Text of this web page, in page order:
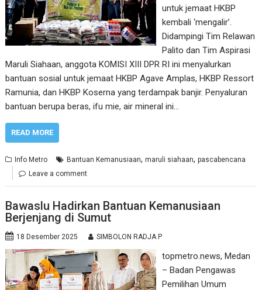
untuk jemaat HKBP
kembali ‘mengalir’.
Didampingi Tim Relawan
Palito dan Tim Aspirasi
Maruli Siahaan, anggota KOMISI XIII DPR RI ini menyalurkan
bantuan sosial untuk jemaat HKBP Agave Amplas, HKBP Ressort
Ramunia, dan HKBP Koserna yang terdampak banjir. Penyaluran
bantuan berupa beras, ifu mie, air mineral ini…
READ MORE
Info Metro Bantuan Kemanusiaan,maruli siahaan,pascabencana
Leave a comment
Bawaslu Hadirkan Bantuan Kemanusiaan
Berjenjang di Sumut
18 Desember 2025 SIMBOLON RADJA P
topmetro.news, Medan
– Badan Pengawas
Pemilihan Umum